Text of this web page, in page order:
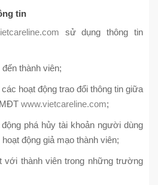
tin
sử dụng thông tin
thành viên;
hoạt động trao đổi thông tin giữa
www.vietcareline.com;
phá hủy tài khoản người dùng
động giả mạo thành viên;
thành viên trong những trường